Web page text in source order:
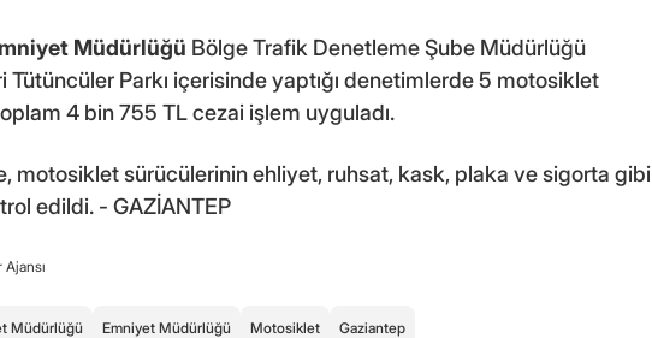
Müdürlüğü Bölge Trafik Denetleme Şube Müdürlüğü
Tütüncüler Parkı içerisinde yaptığı denetimlerde 5 motosiklet
4 bin 755 TL cezai işlem uyguladı.
motosiklet sürücülerinin ehliyet, ruhsat, kask, plaka ve sigorta gibi
edildi. - GAZİANTEP
Müdürlüğü Emniyet Müdürlüğü Motosiklet Gaziantep